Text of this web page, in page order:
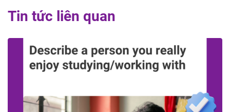
Tin tức liên quan